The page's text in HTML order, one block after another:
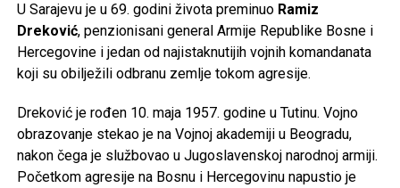
U Sarajevu je u 69. godini života preminuo Ramiz
Dreković, penzionisani general Armije Republike Bosne i
Hercegovine i jedan od najistaknutijih vojnih komandanata
koji su obilježili odbranu zemlje tokom agresije.
Dreković je rođen 10. maja 1957. godine u Tutinu. Vojno
obrazovanje stekao je na Vojnoj akademiji u Beogradu,
nakon čega je službovao u Jugoslavenskoj narodnoj armiji.
Početkom agresije na Bosnu i Hercegovinu napustio je